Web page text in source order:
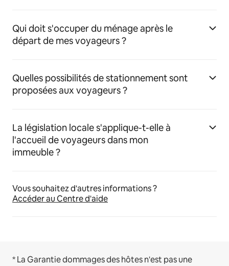
Qui doit s'occuper du ménage après le
départ de mes voyageurs ?
Quelles possibilités de stationnement sont
proposées aux voyageurs ?
La législation locale s'applique-t-elle à
l'accueil de voyageurs dans mon
immeuble ?
Vous souhaitez d'autres informations ?
Accéder au Centre d'aide
* La Garantie dommages des hôtes n'est pas une